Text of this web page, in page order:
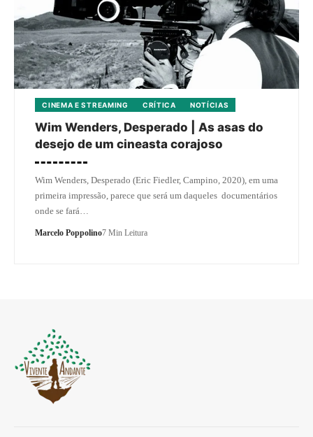
CINEMA E STREAMING CRÍTICA NOTÍCIAS
Wim Wenders, Desperado | As asas do
desejo de um cineasta corajoso
Wim Wenders, Desperado (Eric Fiedler, Campino, 2020), em uma
primeira impressão, parece que será um daqueles documentários
onde se fará…
Marcelo Poppolino7 Min Leitura